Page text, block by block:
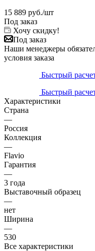
15 889 руб./шт
Под заказ
Хочу скидку!
Под заказ
Наши менеджеры
условия заказа
Быстрый
Быстрый
Характеристики
Страна
—
Россия
Коллекция
—
Flavio
Гарантия
—
3 года
Выставочный образец
—
нет
Ширина
—
530
Все характеристики